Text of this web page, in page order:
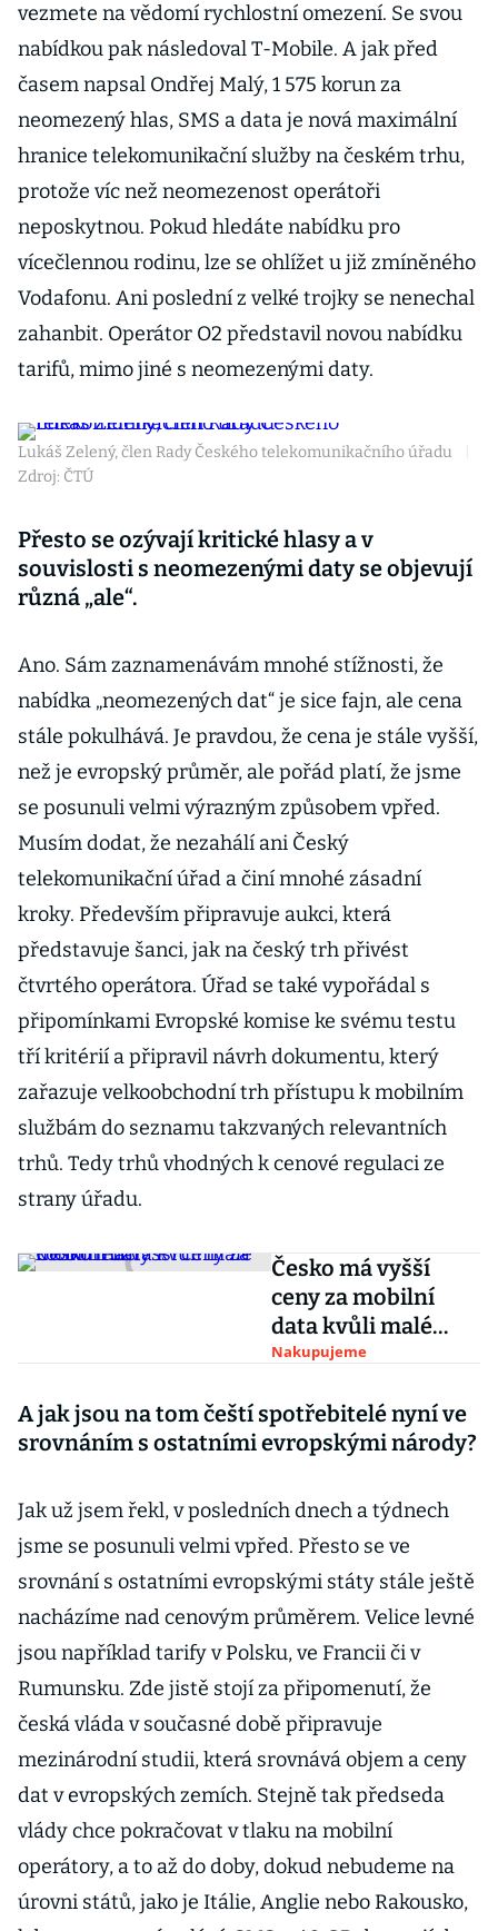
vezmete na vědomí rychlostní omezení. Se svou
nabídkou pak následoval T-Mobile. A jak před
časem napsal Ondřej Malý, 1 575 korun za
neomezený hlas, SMS a data je nová maximální
hranice telekomunikační služby na českém trhu,
protože víc než neomezenost operátoři
neposkytnou. Pokud hledáte nabídku pro
vícečlennou rodinu, lze se ohlížet u již zmíněného
Vodafonu. Ani poslední z velké trojky se nenechal
zahanbit. Operátor O2 představil novou nabídku
tarifů, mimo jiné s neomezenými daty.
Lukáš Zelený, člen Rady Českého telekomunikačního úřadu
Zdroj: ČTÚ
Přesto se ozývají kritické hlasy a v
souvislosti s neomezenými daty se objevují
různá „ale“.
Ano. Sám zaznamenávám mnohé stížnosti, že
nabídka „neomezených dat“ je sice fajn, ale cena
stále pokulhává. Je pravdou, že cena je stále vyšší,
než je evropský průměr, ale pořád platí, že jsme
se posunuli velmi výrazným způsobem vpřed.
Musím dodat, že nezahálí ani Český
telekomunikační úřad a činí mnohé zásadní
kroky. Především připravuje aukci, která
představuje šanci, jak na český trh přivést
čtvrtého operátora. Úřad se také vypořádal s
připomínkami Evropské komise ke svému testu
tří kritérií a připravil návrh dokumentu, který
zařazuje velkoobchodní trh přístupu k mobilním
službám do seznamu takzvaných relevantních
trhů. Tedy trhů vhodných k cenové regulaci ze
strany úřadu.
Česko má vyšší
ceny za mobilní
data kvůli malé
konkurenci
Nakupujeme
A jak jsou na tom čeští spotřebitelé nyní ve
srovnáním s ostatními evropskými národy?
Jak už jsem řekl, v posledních dnech a týdnech
jsme se posunuli velmi vpřed. Přesto se ve
srovnání s ostatními evropskými státy stále ještě
nacházíme nad cenovým průměrem. Velice levné
jsou například tarify v Polsku, ve Francii či v
Rumunsku. Zde jistě stojí za připomenutí, že
česká vláda v současné době připravuje
mezinárodní studii, která srovnává objem a ceny
dat v evropských zemích. Stejně tak předseda
vlády chce pokračovat v tlaku na mobilní
operátory, a to až do doby, dokud nebudeme na
úrovni států, jako je Itálie, Anglie nebo Rakousko,